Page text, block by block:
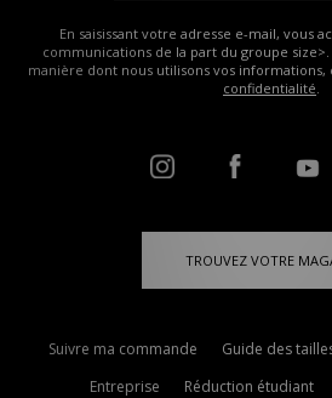
En saisissant votre adresse e-mail, vous
communications de la part du groupe
manière dont nous utilisons vos informations,
confidentialité
TROUVEZ VOTRE
Suivre ma commande Guide des
Entreprise
Réduction étudiant